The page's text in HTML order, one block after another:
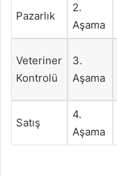
Pazarlık
2.
Aşama
Veteriner
Kontrolü
3.
Aşama
Satış
4.
Aşama